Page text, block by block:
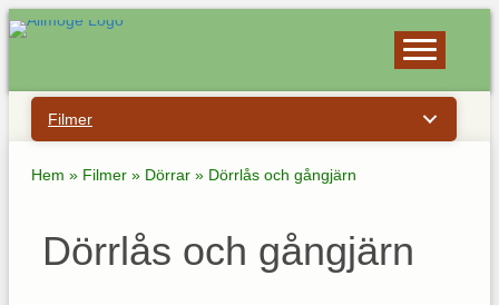
Filmer
Hem » Filmer » Dörrar » Dörrlås och gångjärn
Dörrlås och gångjärn